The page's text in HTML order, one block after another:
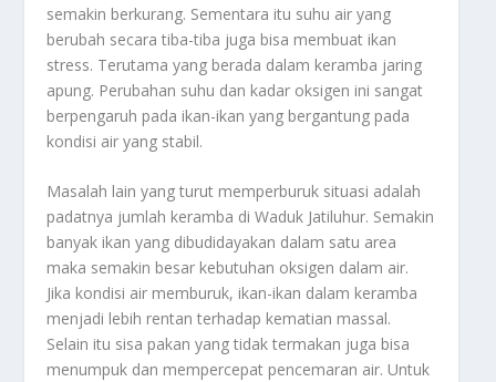
semakin berkurang. Sementara itu suhu air yang
berubah secara tiba-tiba juga bisa membuat ikan
stress. Terutama yang berada dalam keramba jaring
apung. Perubahan suhu dan kadar oksigen ini sangat
berpengaruh pada ikan-ikan yang bergantung pada
kondisi air yang stabil.
Masalah lain yang turut memperburuk situasi adalah
padatnya jumlah keramba di Waduk Jatiluhur. Semakin
banyak ikan yang dibudidayakan dalam satu area
maka semakin besar kebutuhan oksigen dalam air.
Jika kondisi air memburuk, ikan-ikan dalam keramba
menjadi lebih rentan terhadap kematian massal.
Selain itu sisa pakan yang tidak termakan juga bisa
menumpuk dan mempercepat pencemaran air. Untuk